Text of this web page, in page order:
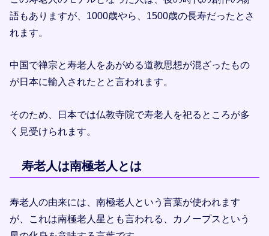
語もありますが、1000歳やら、1500歳の長寿だったとさ
れます。
中国で禅宗と寿老人をあがめる道教思想が混ざったもの
が日本に輸入されたとと言われます。
そのため、日本では仏教寺院で寿老人を祀るところが多
く見受けられます。
寿老人は南極老人とは
寿老人の由来には、南極老人という言葉が使われます
が、これは南極老人星とも言われる、カノープスという